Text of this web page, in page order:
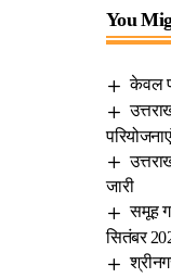
You
केवल
जारी
समूह ग
सितंबर